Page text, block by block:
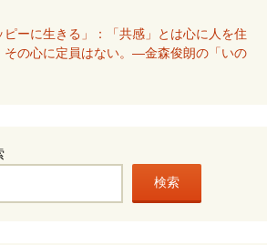
ピーに生きる」：「共感」とは心に人を住
その心に定員はない。―金森俊朗の「いの
検索